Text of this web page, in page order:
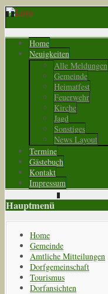
Home
Neuigkeiten
Alle Meldungen
Gemeinde
Heimatfest
Feuerwehr
Kirche
Jagd
Sonstiges
News Layout
Termine
Gästebuch
Kontakt
Impressum
Hauptmenü
Home
Gemeinde
Amtliche Mitteilungen
Dorfgemeinschaft
Tourismus
Dorfansichten